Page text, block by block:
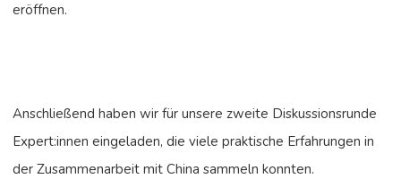
eröffnen.
Anschließend haben wir für unsere zweite Diskussionsrunde
Expert:innen eingeladen, die viele praktische Erfahrungen in
der Zusammenarbeit mit China sammeln konnten.